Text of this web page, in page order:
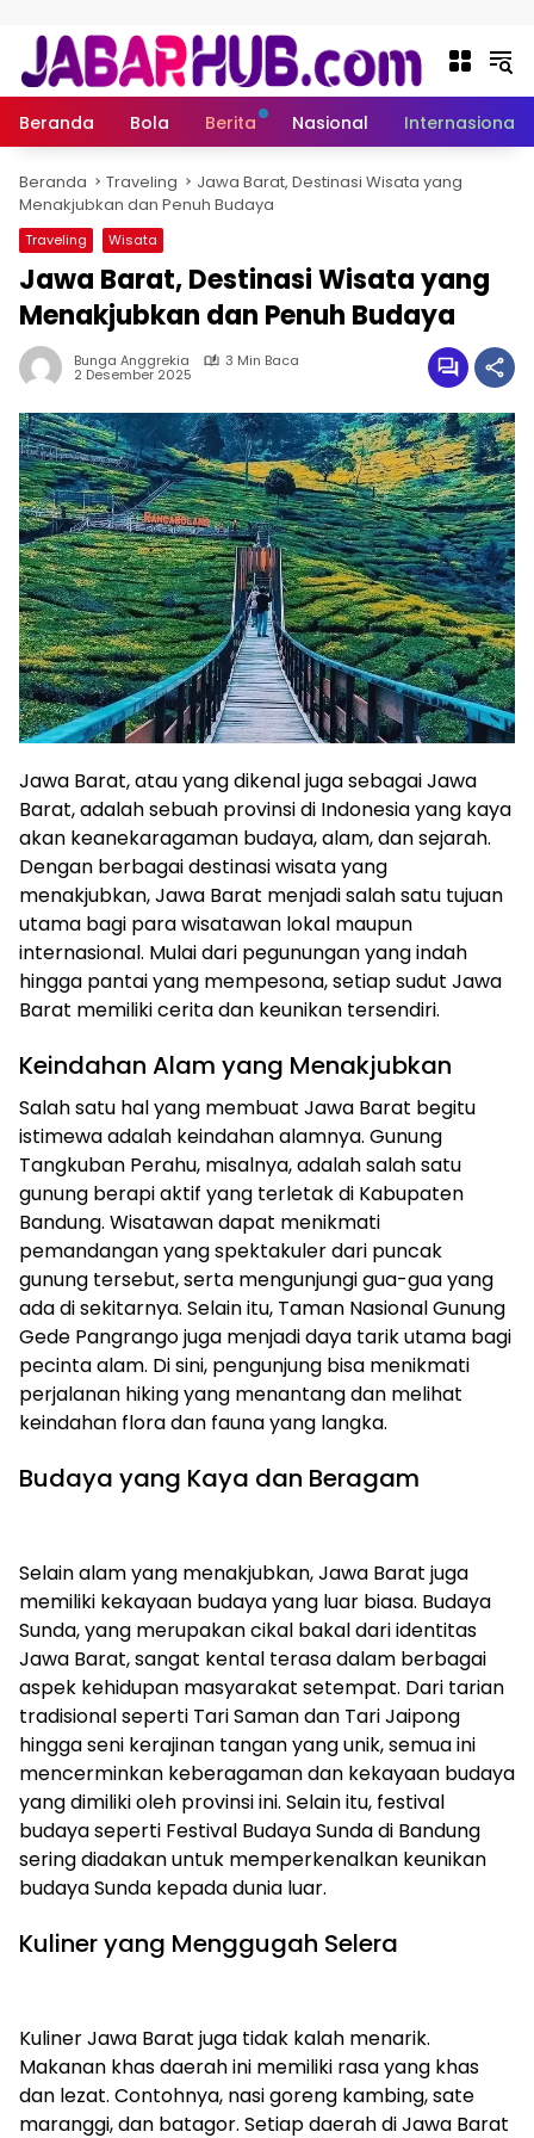
Beranda Bola Berita Nasional Internasional
Beranda Traveling
Jawa Barat, Destinasi Wisata yang
Menakjubkan dan Penuh Budaya
Traveling Wisata
Jawa Barat, Destinasi Wisata yang
Menakjubkan dan Penuh Budaya
Bunga Anggrekia 3 Min Baca
2 Desember 2025
Jawa Barat, atau yang dikenal juga sebagai Jawa
Barat, adalah sebuah provinsi di Indonesia yang kaya
akan keanekaragaman budaya, alam, dan sejarah.
Dengan berbagai destinasi wisata yang
menakjubkan, Jawa Barat menjadi salah satu tujuan
utama bagi para wisatawan lokal maupun
internasional. Mulai dari pegunungan yang indah
hingga pantai yang mempesona, setiap sudut Jawa
Barat memiliki cerita dan keunikan tersendiri.
Keindahan Alam yang Menakjubkan
Salah satu hal yang membuat Jawa Barat begitu
istimewa adalah keindahan alamnya. Gunung
Tangkuban Perahu, misalnya, adalah salah satu
gunung berapi aktif yang terletak di Kabupaten
Bandung. Wisatawan dapat menikmati
pemandangan yang spektakuler dari puncak
gunung tersebut, serta mengunjungi gua-gua yang
ada di sekitarnya. Selain itu, Taman Nasional Gunung
Gede Pangrango juga menjadi daya tarik utama bagi
pecinta alam. Di sini, pengunjung bisa menikmati
perjalanan hiking yang menantang dan melihat
keindahan flora dan fauna yang langka.
Budaya yang Kaya dan Beragam
Selain alam yang menakjubkan, Jawa Barat juga
memiliki kekayaan budaya yang luar biasa. Budaya
Sunda, yang merupakan cikal bakal dari identitas
Jawa Barat, sangat kental terasa dalam berbagai
aspek kehidupan masyarakat setempat. Dari tarian
tradisional seperti Tari Saman dan Tari Jaipong
hingga seni kerajinan tangan yang unik, semua ini
mencerminkan keberagaman dan kekayaan budaya
yang dimiliki oleh provinsi ini. Selain itu, festival
budaya seperti Festival Budaya Sunda di Bandung
sering diadakan untuk memperkenalkan keunikan
budaya Sunda kepada dunia luar.
Kuliner yang Menggugah Selera
Kuliner Jawa Barat juga tidak kalah menarik.
Makanan khas daerah ini memiliki rasa yang khas
dan lezat. Contohnya, nasi goreng kambing, sate
maranggi, dan batagor. Setiap daerah di Jawa Barat